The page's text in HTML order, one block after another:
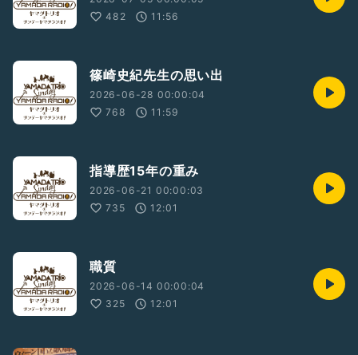
482
11:56
篠崎史紀先生の思い出
2026-06-28 00:00:04
768
11:59
指導歴15年の重み
2026-06-21 00:00:03
735
12:01
職質
2026-06-14 00:00:04
325
12:01